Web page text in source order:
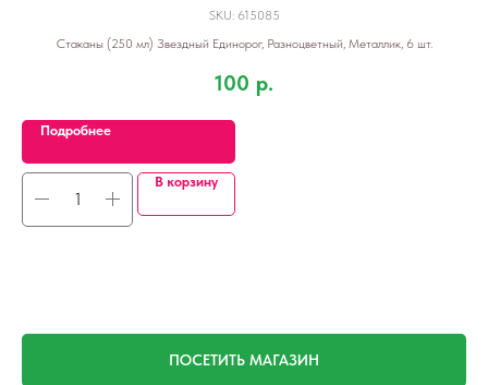
SKU: 615085
Стаканы (250 мл) Звездный Единорог, Разноцветный, Металлик, 6 шт.
100 р.
Подробнее
В корзину
ПОСЕТИТЬ МАГАЗИН